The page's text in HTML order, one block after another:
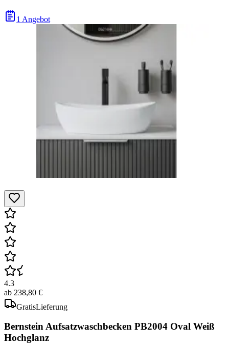
1 Angebot
4.3
ab 238,80 €
GratisLieferung
Bernstein Aufsatzwaschbecken PB2004 Oval Weiß
Hochglanz